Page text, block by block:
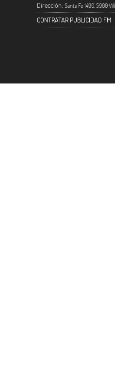
Dirección: Santa Fe 1490. 5900
CONTRATAR PUBLICIDAD FM